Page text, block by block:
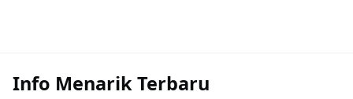
Info Menarik Terbaru